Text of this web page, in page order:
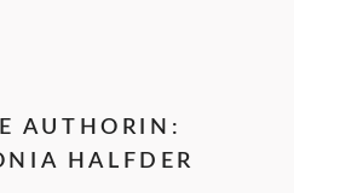
AUTHORIN:
HALFDER